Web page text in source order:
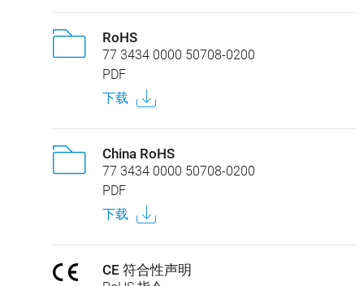
RoHS
77 3434 0000 50708-0200
PDF
下载
China RoHS
77 3434 0000 50708-0200
PDF
下载
CE 符合性声明